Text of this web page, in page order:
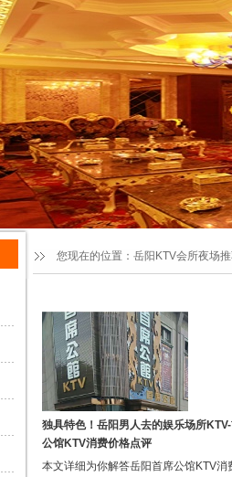
独具特色！岳阳男人去的娱乐场所
公馆KTV消费价格点评
本文详细为你解答岳阳首席公馆KTV消
您现在的位置： 岳阳KTV会所夜场